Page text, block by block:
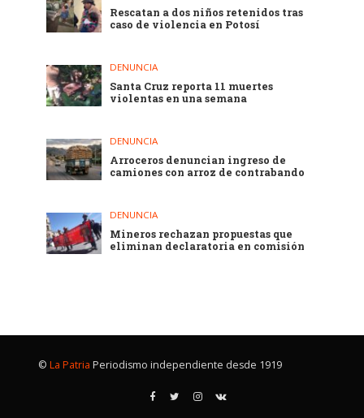
Rescatan a dos niños retenidos tras
caso de violencia en Potosí
DENUNCIA
Santa Cruz reporta 11 muertes
violentas en una semana
DENUNCIA
Arroceros denuncian ingreso de
camiones con arroz de contrabando
DENUNCIA
Mineros rechazan propuestas que
eliminan declaratoria en comisión
© La Patria Periodismo independiente desde 1919